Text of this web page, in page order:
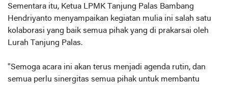
Sementara itu, Ketua LPMK Tanjung Palas Bambang
Hendriyanto menyampaikan kegiatan mulia ini salah satu
kolaborasi yang baik semua pihak yang di prakarsai oleh
Lurah Tanjung Palas.
"Semoga acara ini akan terus menjadi agenda rutin, dan
semua perlu sinergitas semua pihak untuk membantu